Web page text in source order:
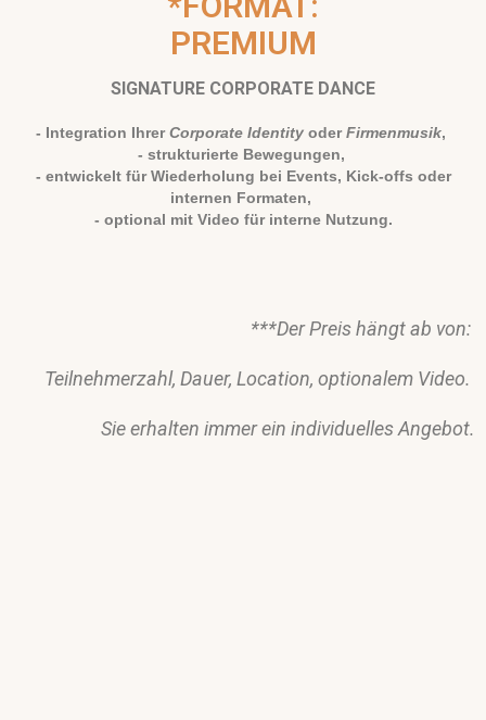
PREMIUM
SIGNATURE CORPORATE DANCE
- Integration IhrerCorporate Identity oderFirmenmusik,
- strukturierte Bewegungen,
- entwickelt für Wiederholung bei Events, Kick-offs oder
internen Formaten,
- optional mit Video für interne Nutzung.
***Der Preis hängt ab von:
Teilnehmerzahl, Dauer, Location, optionalem Video.
Sie erhalten immer ein individuelles Angebot.